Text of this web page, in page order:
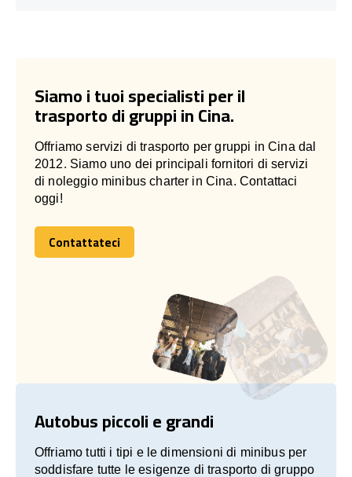
Siamo i tuoi specialisti per il
trasporto di gruppi in Cina.
Offriamo servizi di trasporto per gruppi in Cina dal
2012. Siamo uno dei principali fornitori di servizi
di noleggio minibus charter in Cina. Contattaci
oggi!
Contattateci
Contattateci
Autobus piccoli e grandi
Offriamo tutti i tipi e le dimensioni di minibus per
soddisfare tutte le esigenze di trasporto di gruppo